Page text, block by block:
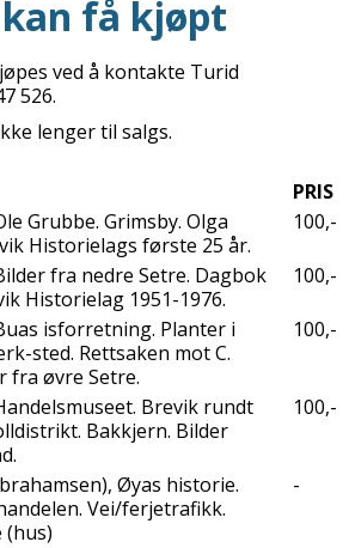
få kjøpt
ved å kontakte Turid
526.
lenger til salgs.
PRIS
Grubbe. Grimsby. Olga
Historielags første 25 år.
100,-
fra nedre Setre. Dagbok
Historielag 1951-1976.
100,-
isforretning. Planter i
sted. Rettsaken mot C.
fra øvre Setre.
100,-
Brevik rundt
Bakkjern. Bilder
100,-
Øyas historie.
Vei/ferjetrafikk.
(hus)
-